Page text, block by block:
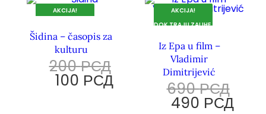
AKCIJA!
Šidina – časopis za
kulturu
200РСД
100 РСД
AKCIJA!
DOK TRAJU ZALIHE.
Iz Epa u film –
Vladimir
Dimitrijević
690РСД
490 РСД